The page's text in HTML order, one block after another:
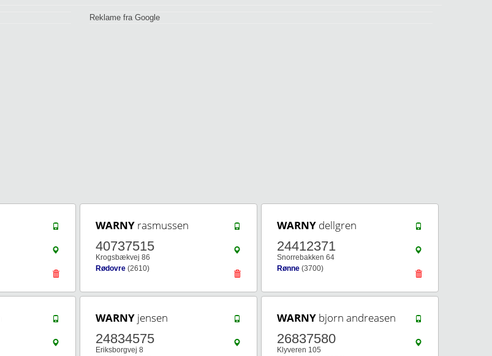
Reklame fra Google
WARNY rasmussen
40737515
Krogsbækvej 86
Rødovre (2610)
WARNY dellgren
24412371
Snorrebakken 64
Rønne (3700)
WARNY jensen
24834575
Eriksborgvej 8
WARNY bjorn andreasen
26837580
Klyveren 105